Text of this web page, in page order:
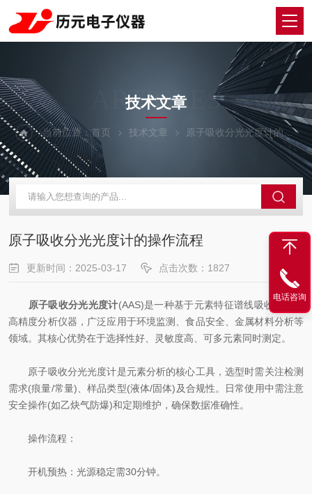
ARTICLES
技术文章
当前位置：首页 技术文章 原子吸收分光光度计的操作流程
原子吸收分光光度计的操作流程
更新时间：2025-03-17 点击次数：1827
原子吸收分光光度计(AAS)是一种基于元素特征谱线吸收原理的
高精度分析仪器，广泛应用于环境监测、食品安全、金属材料分析等
领域。其核心优势在于选择性好、灵敏度高、可多元素同时测定。
原子吸收分光光度计是元素分析的核心工具，选型时需关注检测
需求(痕量/常量)、样品类型(液体/固体)及合规性。日常使用中需注意
安全操作(如乙炔气防爆)和定期维护，确保数据准确性。
操作流程：
开机预热：光源稳定需30分钟。
电话咨询